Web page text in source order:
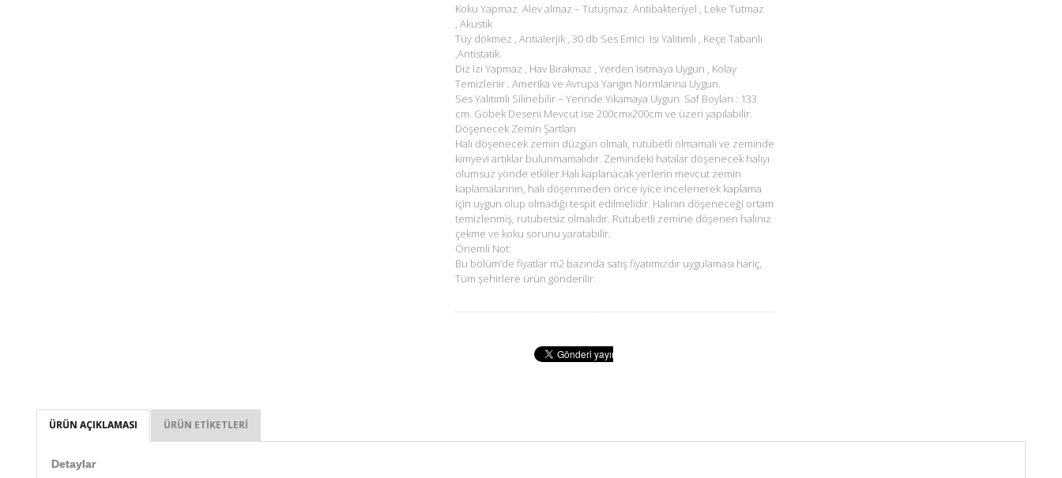
Koku Yapmaz Alev almaz – Tutuşmaz Antibakteriyel , Leke Tutmaz
, Akustik
Tüy dökmez , Antialerjik , 30 db Ses Emici Isı Yalıtımlı , Keçe Tabanlı
,Antistatik
Diz İzi Yapmaz , Hav Bırakmaz , Yerden Isıtmaya Uygun , Kolay
Temizlenir . Amerika ve Avrupa Yangın Normlarına Uygun.
Ses Yalıtımlı Silinebilir – Yerinde Yıkamaya Uygun Saf Boyları : 133
cm. Göbek Deseni Mevcut ise 200cmx200cm ve üzeri yapılabilir.
Döşenecek Zemin Şartları
Halı döşenecek zemin düzgün olmalı, rutubetli olmamalı ve zeminde
kimyevi artıklar bulunmamalıdır. Zemindeki hatalar döşenecek halıyı
olumsuz yönde etkiler.Halı kaplanacak yerlerin mevcut zemin
kaplamalarının, halı döşenmeden önce iyice incelenerek kaplama
için uygun olup olmadığı tespit edilmelidir. Halının döşeneceği ortam
temizlenmiş, rutubetsiz olmalıdır. Rutubetli zemine döşenen halınız
çekme ve koku sorunu yaratabilir.
Önemli Not:
Bu bölüm’de fiyatlar m2 bazında satış fiyatımızdır uygulaması hariç,
Tüm şehirlere ürün gönderilir.
ÜRÜN AÇIKLAMASI ÜRÜN ETIKETLERI
Detaylar